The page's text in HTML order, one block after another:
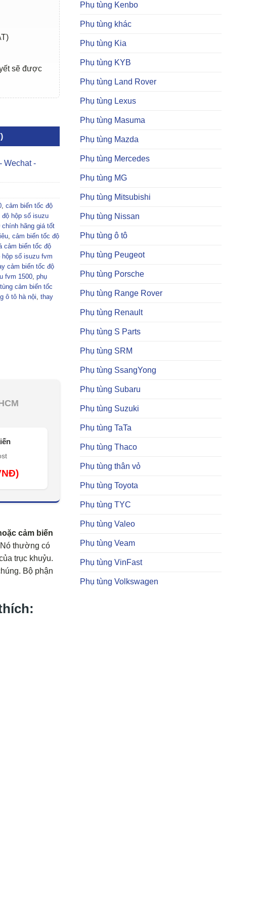
Phụ tùng Kenbo
Phụ tùng khác
Phụ tùng Kia
Phụ tùng KYB
Phụ tùng Land Rover
Phụ tùng Lexus
Phụ tùng Masuma
Phụ tùng Mazda
Phụ tùng Mercedes
Phụ tùng MG
Phụ tùng Mitsubishi
Phụ tùng Nissan
Phụ tùng ô tô
Phụ tùng Peugeot
Phụ tùng Porsche
Phụ tùng Range Rover
Phụ tùng Renault
Phụ tùng S Parts
Phụ tùng SRM
Phụ tùng SsangYong
Phụ tùng Subaru
Phụ tùng Suzuki
Phụ tùng TaTa
Phụ tùng Thaco
Phụ tùng thân vỏ
Phụ tùng Toyota
Phụ tùng TYC
Phụ tùng Valeo
Phụ tùng Veam
Phụ tùng VinFast
Phụ tùng Volkswagen
sẽ được
lượng
Wechat -
, cảm biến tốc độ
hộp số isuzu
hãng giá tốt
, cảm biến tốc độ
cảm biến tốc độ
số isuzu fvm
cảm biến tốc độ
fvm 1500, phụ
cảm biến tốc
ô tô hà nội thay
cảm biến
thường có
trục khuỷu.
Bộ phận